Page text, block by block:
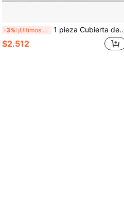
-3% ¡Últimos 3 días 1 pieza Cubierta de alimentos simple con malla protectora contra moscas y borde de encaje, cubierta de plato directa de fábrica
$2.512